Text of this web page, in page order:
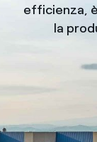
efficienza,
la